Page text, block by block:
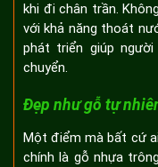
khi đi chân trần.
với khả năng thoát
phát triển giúp
chuyển.
Đẹp như gỗ tự
Một điểm mà bất cứ
chính là gỗ nhựa